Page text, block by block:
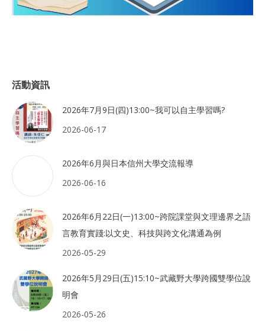
活動資訊
2026年7月9日(四)13:00~我可以自主學習嗎?
2026-06-17
2026年6月與日本信州大學交流報導
2026-06-16
2026年6月22日(一)13:00~跨院課堂與文理邊界之語
言教育實踐:以文史、科技與跨文化溝通為例
2026-05-29
2026年5月29日(五)15:10~武藏野大學跨國雙學位說
明會
2026-05-26